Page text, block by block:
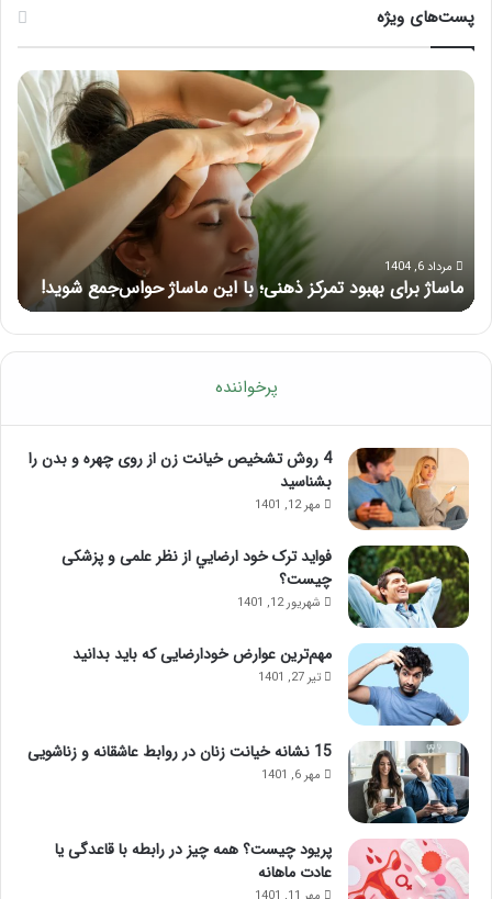
پست‌های ویژه
ماساژ
حواس‌جمع
شوید!
مرداد 6, 1404
ماساژ برای بهبود تمرکز ذهنی؛ با این ماساژ حواس‌جمع شوید!
از
پرخواننده
4 روش تشخیص خیانت زن از روی چهره و بدن را
بشناسید
مهر 12, 1401
فواید ترک خود ارضايي از نظر علمی و پزشکی
چیست؟
شهریور 12, 1401
مهم‌ترین عوارض خودارضایی که باید بدانید
تیر 27, 1401
15 نشانه خیانت زنان در روابط عاشقانه و زناشویی
مهر 6, 1401
پریود چیست؟ همه چیز در رابطه با قاعدگی یا
عادت ماهانه